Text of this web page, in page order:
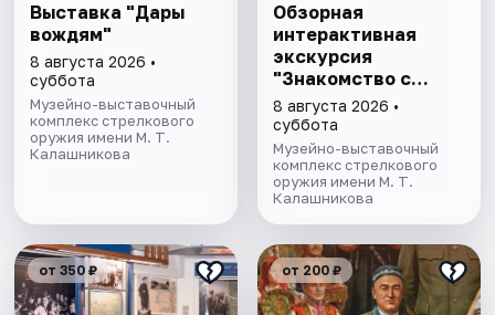
Выставка "Дары
вождям"
8 августа 2026 •
суббота
Музейно-выставочный
комплекс стрелкового
оружия имени М. Т.
Калашникова
Обзорная
интерактивная
экскурсия
"Знакомство с
музеем"
8 августа 2026 •
суббота
Музейно-выставочный
комплекс стрелкового
оружия имени М. Т.
Калашникова
от 350 ₽ от 200 ₽